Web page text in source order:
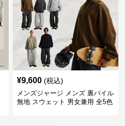
¥9,600 (税込)
メンズジャージ メンズ 裏パイル
無地 スウェット 男女兼用 全5色